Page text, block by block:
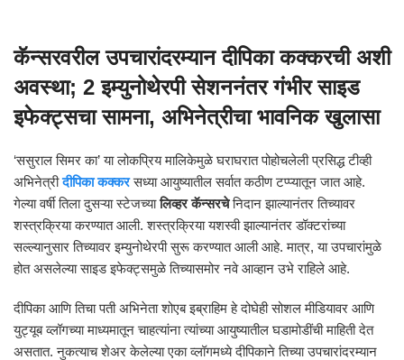
कॅन्सरवरील उपचारांदरम्यान दीपिका कक्करची अशी
अवस्था; 2 इम्युनोथेरपी सेशननंतर गंभीर साइड
इफेक्ट्सचा सामना, अभिनेत्रीचा भावनिक खुलासा
‘ससुराल सिमर का’ या लोकप्रिय मालिकेमुळे घराघरात पोहोचलेली प्रसिद्ध टीव्ही
अभिनेत्रीदीपिका कक्करसध्या आयुष्यातील सर्वात कठीण टप्प्यातून जात आहे.
गेल्या वर्षी तिला दुसऱ्या स्टेजच्यालिव्हर कॅन्सरचेनिदान झाल्यानंतर तिच्यावर
शस्त्रक्रिया करण्यात आली. शस्त्रक्रिया यशस्वी झाल्यानंतर डॉक्टरांच्या
सल्ल्यानुसार तिच्यावर इम्युनोथेरपी सुरू करण्यात आली आहे. मात्र, या उपचारांमुळे
होत असलेल्या साइड इफेक्ट्समुळे तिच्यासमोर नवे आव्हान उभे राहिले आहे.
दीपिका आणि तिचा पती अभिनेता शोएब इब्राहिम हे दोघेही सोशल मीडियावर आणि
युट्यूब व्लॉगच्या माध्यमातून चाहत्यांना त्यांच्या आयुष्यातील घडामोडींची माहिती देत
असतात. नुकत्याच शेअर केलेल्या एका व्लॉगमध्ये दीपिकाने तिच्या उपचारांदरम्यान